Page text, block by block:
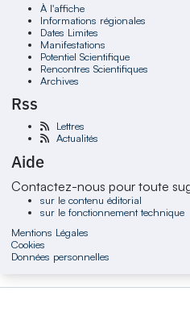
À l'affiche
Informations régionales
Dates Limites
Manifestations
Potentiel Scientifique
Rencontres Scientifiques
Archives
Rss
Lettres
Actualités
Aide
Contactez-nous pour toute
sur le contenu éditorial
sur le fonctionnement technique
Mentions Légales
Cookies
Données personnelles